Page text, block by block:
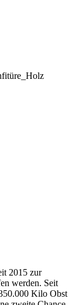
2015 zur
werden. Seit
Kilo Obst